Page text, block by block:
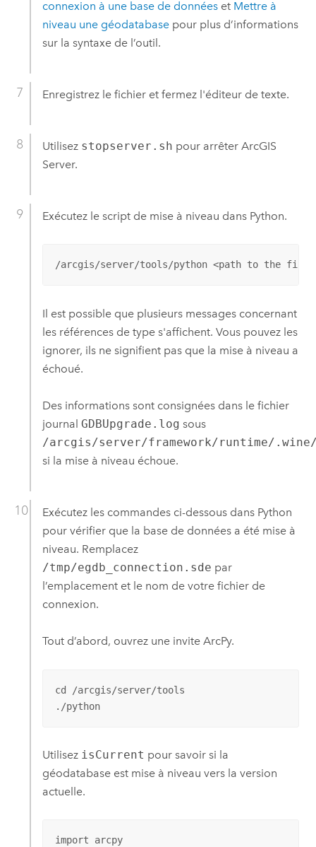
connexion à une base de donnéeset Mettre à
niveau une géodatabasepour plus d’informations
sur la syntaxe de l’outil.
Enregistrez le fichier et fermez l'éditeur de texte.
Utilisez stopserver.sh pour arrêter ArcGIS
Server.
Exécutez le script de mise à niveau dans Python.
/arcgis/server/tools/python <path to the file>/
Il est possible que plusieurs messages concernant
les références de type s'affichent. Vous pouvez les
ignorer, ils ne signifient pas que la mise à niveau a
échoué.
Des informations sont consignées dans le fichier
journal GDBUpgrade.log sous
/arcgis/server/framework/runtime/.wine/
si la mise à niveau échoue.
Exécutez les commandes ci-dessous dans Python
pour vérifier que la base de données a été mise à
niveau. Remplacez
/tmp/egdb_connection.sde par
l’emplacement et le nom de votre fichier de
connexion.
Tout d’abord, ouvrez une invite ArcPy.
cd /arcgis/server/tools
./python
Utilisez isCurrent pour savoir si la
géodatabase est mise à niveau vers la version
actuelle.
import arcpy